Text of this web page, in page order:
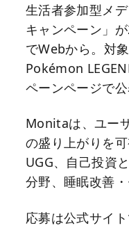
生活者参加型メ
キャンペーン」
でWebから。対
Pokémon
ペーンページで公
Monitaは、ユー
の盛り上がりを
UGG、自己投資
分野、睡眠改善
応募は公式サイ